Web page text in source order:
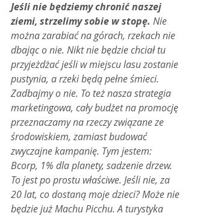
Jeśli nie będziemy chronić naszej
ziemi, strzelimy sobie w stopę. Nie
można zarabiać na górach, rzekach nie
dbając o nie. Nikt nie będzie chciał tu
przyjeżdżać jeśli w miejscu lasu zostanie
pustynia, a rzeki będą pełne śmieci.
Zadbajmy o nie. To też nasza strategia
marketingowa, cały budżet na promocję
przeznaczamy na rzeczy związane ze
środowiskiem, zamiast budować
zwyczajne kampanię. Tym jestem:
Bcorp, 1% dla planety, sadzenie drzew.
To jest po prostu właściwe. Jeśli nie, za
20 lat, co dostaną moje dzieci? Może nie
będzie już Machu Picchu. A turystyka